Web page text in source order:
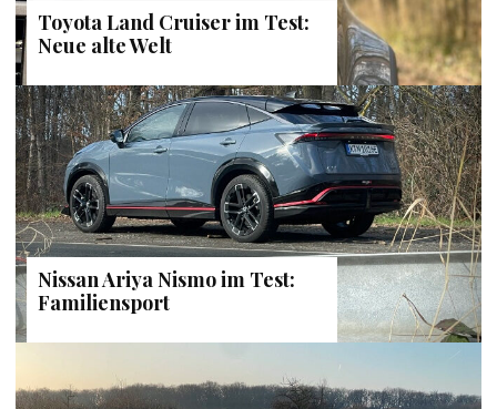
Toyota Land Cruiser im Test:
Neue alte Welt
Nissan Ariya Nismo im Test:
Familiensport